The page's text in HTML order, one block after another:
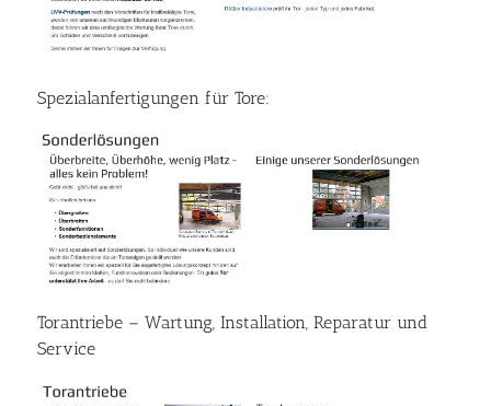
Spezialanfertigungen für Tore:
Torantriebe – Wartung, Installation, Reparatur und
Service